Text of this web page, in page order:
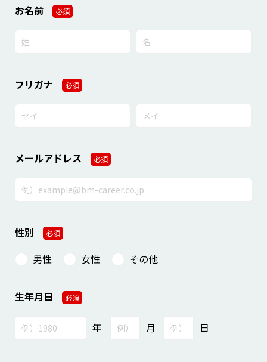
お名前 必須
フリガナ 必須
メールアドレス 必須
性別 必須
男性 女性 その他
生年月日 必須
年 月 日